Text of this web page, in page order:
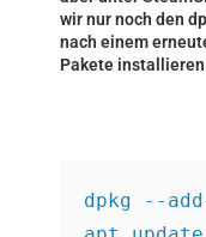
wir nur noch den
nach einem
Pakete
dpkg --